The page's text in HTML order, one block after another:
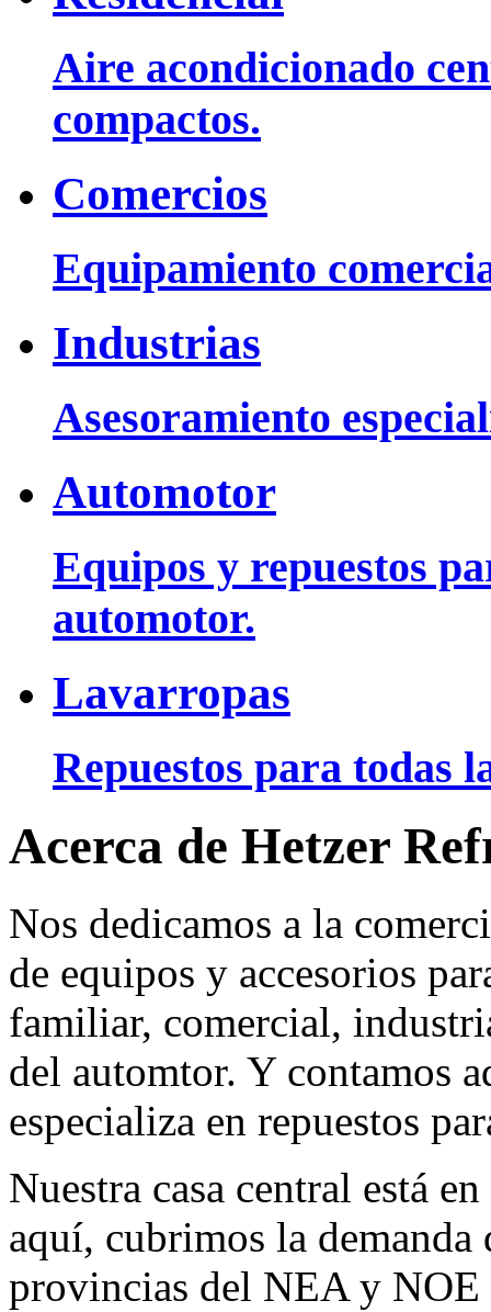
Aire acondicionado
compactos.
Comercios
Equipamiento
Industrias
Asesoramiento
Automotor
Equipos y repuestos
automotor.
Lavarropas
Repuestos para todas
Acerca de Hetzer
Nos dedicamos a la
de equipos y accesorios
familiar, comercial,
del automtor. Y contamos
especializa en repuestos
Nuestra casa central está
aquí, cubrimos la
provincias del NEA y NOE